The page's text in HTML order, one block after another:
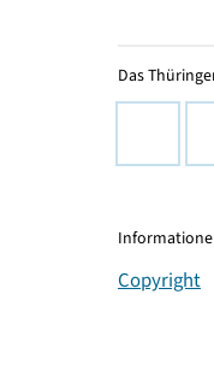
Das
Copyright